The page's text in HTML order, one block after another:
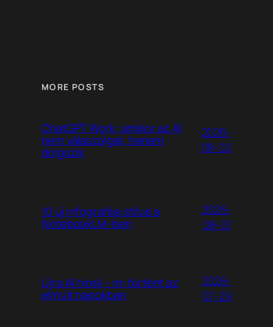
MORE POSTS
ChatGPT Work: amikor az AI
nem válaszolgat, hanem
dolgozik
2026-
08-02
10 új infografika stílus a
NotebookLM-ben
2026-
08-01
Újra AI hírek – mi történt az
elmúlt napokban
2026-
07-29